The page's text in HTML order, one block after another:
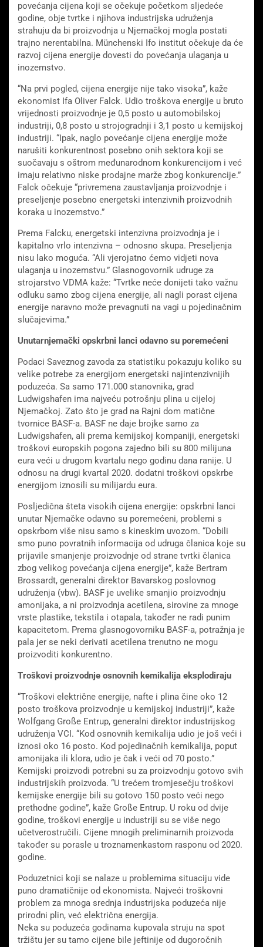
povećanja cijena koji se očekuje početkom sljedeće
godine, obje tvrtke i njihova industrijska udruženja
strahuju da bi proizvodnja u Njemačkoj mogla postati
trajno nerentabilna. Münchenski Ifo institut očekuje da će
razvoj cijena energije dovesti do povećanja ulaganja u
inozemstvo.
“Na prvi pogled, cijena energije nije tako visoka”, kaže
ekonomist Ifa Oliver Falck. Udio troškova energije u bruto
vrijednosti proizvodnje je 0,5 posto u automobilskoj
industriji, 0,8 posto u strojogradnji i 3,1 posto u kemijskoj
industriji. “Ipak, naglo povećanje cijena energije može
narušiti konkurentnost posebno onih sektora koji se
suočavaju s oštrom međunarodnom konkurencijom i već
imaju relativno niske prodajne marže zbog konkurencije.”
Falck očekuje “privremena zaustavljanja proizvodnje i
preseljenje posebno energetski intenzivnih proizvodnih
koraka u inozemstvo.”
Prema Falcku, energetski intenzivna proizvodnja je i
kapitalno vrlo intenzivna – odnosno skupa. Preseljenja
nisu lako moguća. “Ali vjerojatno ćemo vidjeti nova
ulaganja u inozemstvu.” Glasnogovornik udruge za
strojarstvo VDMA kaže: “Tvrtke neće donijeti tako važnu
odluku samo zbog cijena energije, ali nagli porast cijena
energije naravno može prevagnuti na vagi u pojedinačnim
slučajevima.”
Unutarnjemački opskrbni lanci odavno su poremećeni
Podaci Saveznog zavoda za statistiku pokazuju koliko su
velike potrebe za energijom energetski najintenzivnijih
poduzeća. Sa samo 171.000 stanovnika, grad
Ludwigshafen ima najveću potrošnju plina u cijeloj
Njemačkoj. Zato što je grad na Rajni dom matične
tvornice BASF-a. BASF ne daje brojke samo za
Ludwigshafen, ali prema kemijskoj kompaniji, energetski
troškovi europskih pogona zajedno bili su 800 milijuna
eura veći u drugom kvartalu nego godinu dana ranije. U
odnosu na drugi kvartal 2020. dodatni troškovi opskrbe
energijom iznosili su milijardu eura.
Posljedična šteta visokih cijena energije: opskrbni lanci
unutar Njemačke odavno su poremećeni, problemi s
opskrbom više nisu samo s kineskim uvozom. “Dobili
smo puno povratnih informacija od udruga članica koje su
prijavile smanjenje proizvodnje od strane tvrtki članica
zbog velikog povećanja cijena energije”, kaže Bertram
Brossardt, generalni direktor Bavarskog poslovnog
udruženja (vbw). BASF je uvelike smanjio proizvodnju
amonijaka, a ni proizvodnja acetilena, sirovine za mnoge
vrste plastike, tekstila i otapala, također ne radi punim
kapacitetom. Prema glasnogovorniku BASF-a, potražnja je
pala jer se neki derivati ​​acetilena trenutno ne mogu
proizvoditi konkurentno.
Troškovi proizvodnje osnovnih kemikalija eksplodiraju
“Troškovi električne energije, nafte i plina čine oko 12
posto troškova proizvodnje u kemijskoj industriji”, kaže
Wolfgang Große Entrup, generalni direktor industrijskog
udruženja VCI. “Kod osnovnih kemikalija udio je još veći i
iznosi oko 16 posto. Kod pojedinačnih kemikalija, poput
amonijaka ili klora, udio je čak i veći od 70 posto.”
Kemijski proizvodi potrebni su za proizvodnju gotovo svih
industrijskih proizvoda. “U trećem tromjesečju troškovi
kemijske energije bili su gotovo 150 posto veći nego
prethodne godine”, kaže Große Entrup. U roku od dvije
godine, troškovi energije u industriji su se više nego
učetverostručili. Cijene mnogih preliminarnih proizvoda
također su porasle u troznamenkastom rasponu od 2020.
godine.
Poduzetnici koji se nalaze u problemima situaciju vide
puno dramatičnije od ekonomista. Najveći troškovni
problem za mnoga srednja industrijska poduzeća nije
prirodni plin, već električna energija.
Neka su poduzeća godinama kupovala struju na spot
tržištu jer su tamo cijene bile jeftinije od dugoročnih